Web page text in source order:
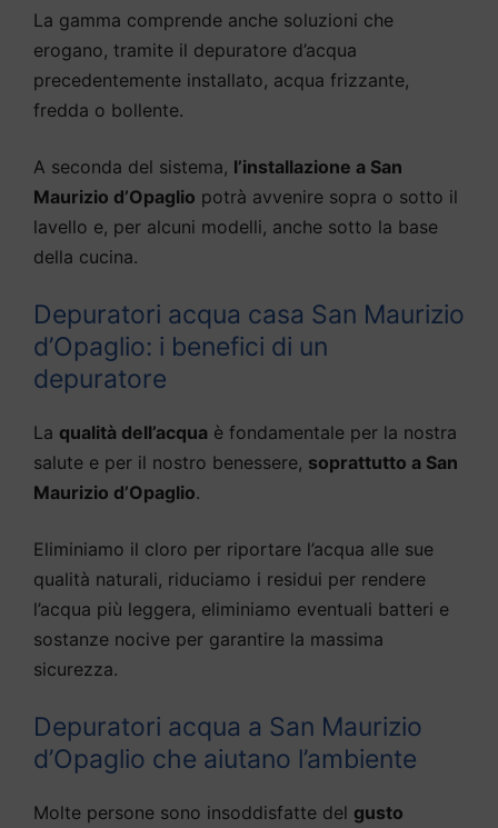
La gamma comprende anche soluzioni che
erogano, tramite il depuratore d’acqua
precedentemente installato, acqua frizzante,
fredda o bollente.
A seconda del sistema, l’installazione a San
Maurizio d’Opaglio potrà avvenire sopra o sotto il
lavello e, per alcuni modelli, anche sotto la base
della cucina.
Depuratori acqua casa San Maurizio
d’Opaglio: i benefici di un
depuratore
La qualità dell’acqua è fondamentale per la nostra
salute e per il nostro benessere, soprattutto a San
Maurizio d’Opaglio.
Eliminiamo il cloro per riportare l’acqua alle sue
qualità naturali, riduciamo i residui per rendere
l’acqua più leggera, eliminiamo eventuali batteri e
sostanze nocive per garantire la massima
sicurezza.
Depuratori acqua a San Maurizio
d’Opaglio che aiutano l’ambiente
Molte persone sono insoddisfatte del gusto